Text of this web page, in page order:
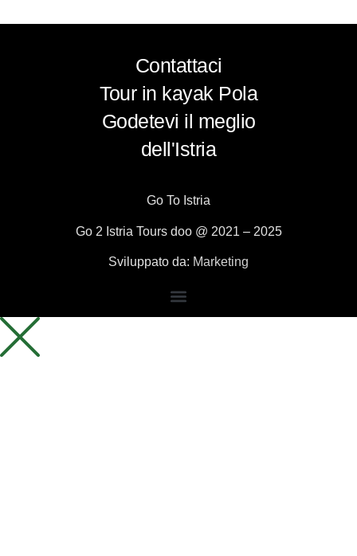
Contattaci
Tour in kayak Pola
Godetevi il meglio
dell'Istria
Go To Istria
Go 2 Istria Tours doo @ 2021 – 2025
Sviluppato da: Marketing